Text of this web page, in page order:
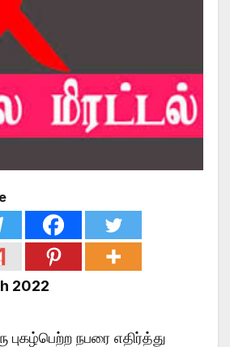
2022
புகழ்பெற்ற நபரை எதிர்த்து